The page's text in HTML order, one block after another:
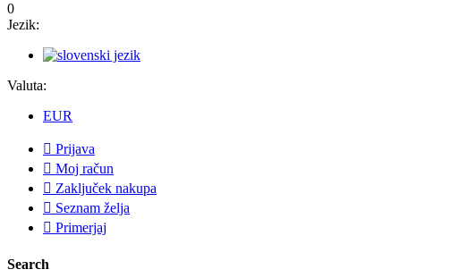
0
Jezik:
Valuta:
EUR
 Prijava
 Moj račun
 Zaključek nakupa
 Seznam želja
 Primerjaj
Search